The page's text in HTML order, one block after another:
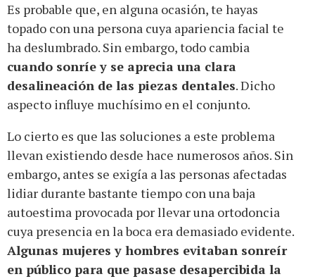
Es probable que, en alguna ocasión, te hayas
topado con una persona cuya apariencia facial te
ha deslumbrado. Sin embargo, todo cambia
cuando sonríe y se aprecia una clara
desalineación de las piezas dentales. Dicho
aspecto influye muchísimo en el conjunto.
Lo cierto es que las soluciones a este problema
llevan existiendo desde hace numerosos años. Sin
embargo, antes se exigía a las personas afectadas
lidiar durante bastante tiempo con una baja
autoestima provocada por llevar una ortodoncia
cuya presencia en la boca era demasiado evidente.
Algunas mujeres y hombres evitaban sonreír
en público para que pasase desapercibida la